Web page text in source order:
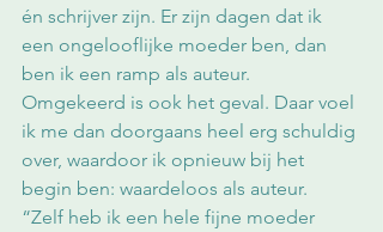
én schrijver zijn. Er zijn dagen dat ik
een ongelooflijke moeder ben, dan
ben ik een ramp als auteur.
Omgekeerd is ook het geval. Daar voel
ik me dan doorgaans heel erg schuldig
over, waardoor ik opnieuw bij het
begin ben: waardeloos als auteur.
“Zelf heb ik een hele fijne moeder